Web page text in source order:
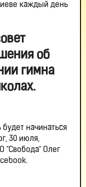
каждый день
об
гимна
начинаться
30 июля,
"Свобода" Олег